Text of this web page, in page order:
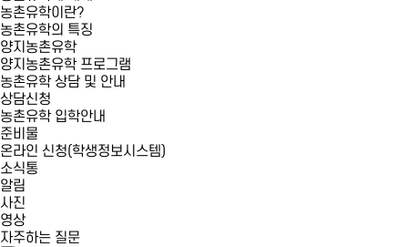
농촌유학이란?
농촌유학의 특징
양지농촌유학
양지농촌유학 프로그램
농촌유학 상담 및 안내
상담신청
농촌유학 입학안내
준비물
온라인 신청(학생정보시스템)
소식통
알림
사진
영상
자주하는 질문